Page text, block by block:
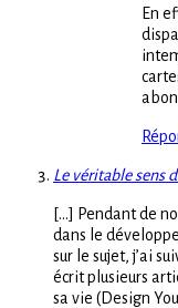
En
Le véritable sens
[…] Pendant de
dans le
sur le sujet, j’ai
écrit plusieurs
sa vie (Design